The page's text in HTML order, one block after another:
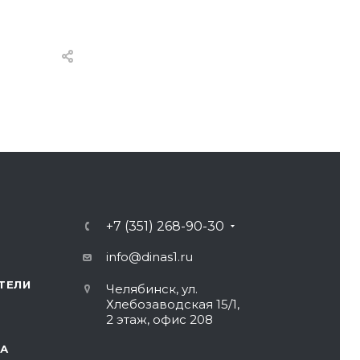
+7 (351) 268-90-30
info@dinas1.ru
Челябинск, ул.
Хлебозаводская 15/1,
2 этаж, офис 208